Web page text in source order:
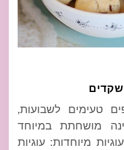
טעימים לשבועות,
מושחתת במיוחד
מיוחדות: עוגיות